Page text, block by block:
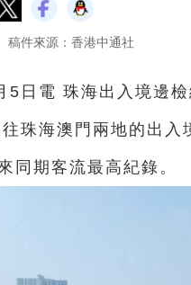
稿件來源：香港中通社
5日電 珠海出入境邊
珠海澳門兩地的出
同期客流最高紀錄。